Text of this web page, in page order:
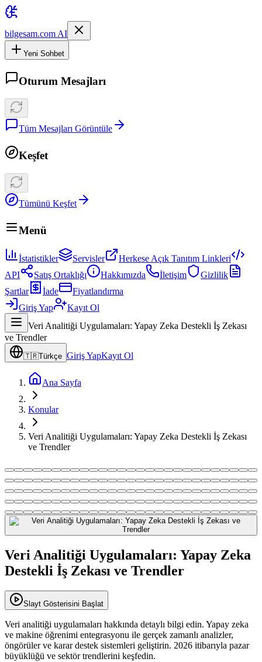
bilgesam.com AI
Yeni Sohbet
Oturum Mesajları
Tüm Mesajları Görüntüle
Keşfet
Tümünü Keşfet
Menü
İstatistikler Servisler
Herkese Açık Tanıtım Linkleri
API
Satış Ortaklığı Hakkımızda İletişim
Gizlilik
Şartlar
İade
Fiyatlandırma
Giriş Yap
Kayıt Ol
Veri Analitiği Uygulamaları: Yapay Zeka Destekli İş Zekası
ve Trendler
🇹🇷Türkçe Giriş YapKayıt Ol
Ana Sayfa
Konular
Veri Analitiği Uygulamaları: Yapay Zeka Destekli İş Zekası
ve Trendler
Veri Analitiği Uygulamaları: Yapay Zeka
Destekli İş Zekası ve Trendler
Slayt Gösterisini Başlat
Veri analitiği uygulamaları hakkında detaylı bilgi edin. Yapay zeka
ve makine öğrenimi entegrasyonu ile gerçek zamanlı analizler,
öngörüler ve karar destek sistemleri geliştirin. 2026 itibarıyla pazar
büyüklüğü ve sektör trendlerini keşfedin.